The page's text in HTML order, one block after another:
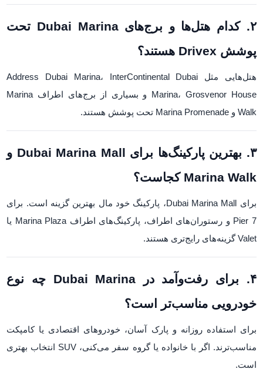
۲. کدام هتل‌ها و برج‌های Dubai Marina تحت
پوشش Drivex هستند؟
هتل‌هایی مثل Address Dubai Marina، InterContinental Dubai
Marina، Grosvenor House و بسیاری از برج‌های اطراف Marina
Walk و Marina Promenade تحت پوشش هستند.
۳. بهترین پارکینگ‌ها برای Dubai Marina Mall و
Marina Walk کجاست؟
برای Dubai Marina Mall، پارکینگ خود مال بهترین گزینه است. برای
Pier 7 و رستوران‌های اطراف، پارکینگ‌های اطراف Marina Plaza یا
Valet گزینه‌های رایج‌تری هستند.
۴. برای رفت‌وآمد در Dubai Marina چه نوع
خودرویی مناسب‌تر است؟
برای استفاده روزانه و پارک آسان، خودروهای اقتصادی یا کامپکت
مناسب‌ترند. اگر با خانواده یا گروه سفر می‌کنی، SUV انتخاب بهتری
است.